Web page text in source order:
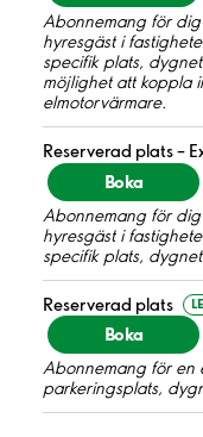
Abonnemang för dig
hyresgäst i
specifik plats,
möjlighet att koppla
elmotorvärmare.
Reserverad plats –
Boka
Abonnemang för
hyresgäst i
specifik plats,
Reserverad plats
Boka
Abonnemang för en
parkeringsplats,